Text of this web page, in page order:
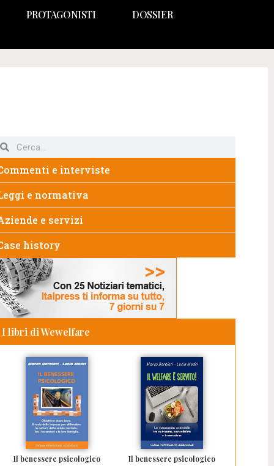
PROTAGONISTI DOSSIER
e interviste
e normativa
e servizi
history
I libri di Wewelfare
Il benessere psicologico Il benessere psicologico